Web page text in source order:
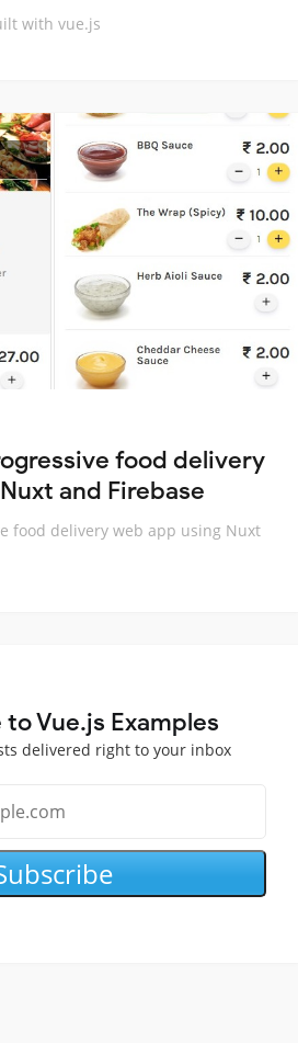
with vue.js
food delivery
and Firebase
food delivery web app using Nuxt
Vue.js Examples
delivered right to your inbox